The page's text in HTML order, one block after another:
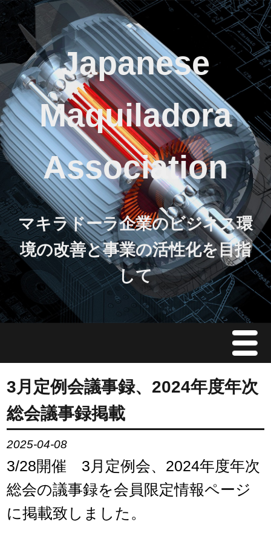
Japanese
Maquiladora
Association
マキラドーラ企業のビジネス環
境の改善と事業の活性化を目指
して
Menu
JMAについて
会員情報
イベント案内
ご入会案内
会員限定情報
3月定例会議事録、2024年度年次
総会議事録掲載
2025-04-08
3/28開催 3月定例会、2024年度年次
総会の議事録を会員限定情報ページ
に掲載致しました。